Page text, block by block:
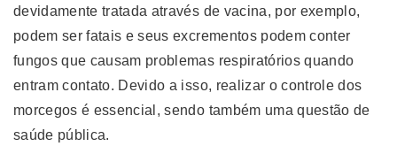
devidamente tratada através de vacina, por exemplo,
podem ser fatais e seus excrementos podem conter
fungos que causam problemas respiratórios quando
entram contato. Devido a isso, realizar o controle dos
morcegos é essencial, sendo também uma questão de
saúde pública.